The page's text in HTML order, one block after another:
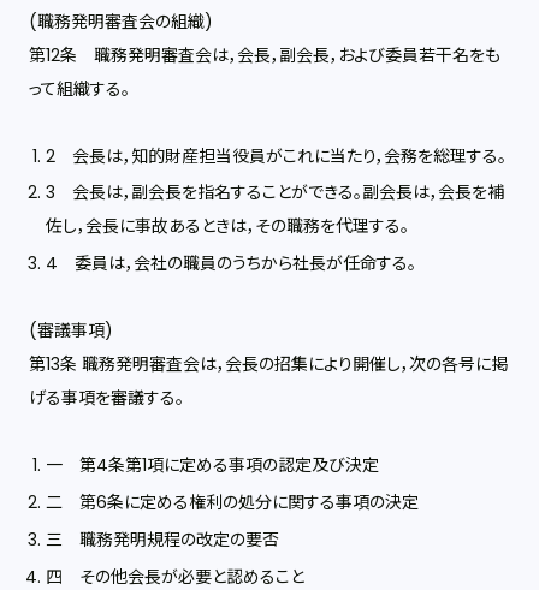
(職務発明審査会の組織)
第12条 職務発明審査会は，会長，副会長，および委員若干名をも
って組織する。
2 会長は，知的財産担当役員がこれに当たり，会務を総理する。
3 会長は，副会長を指名することができる。副会長は，会長を補
佐し，会長に事故あるときは，その職務を代理する。
4 委員は，会社の職員のうちから社長が任命する。
(審議事項)
第13条 職務発明審査会は，会長の招集により開催し，次の各号に掲
げる事項を審議する。
一 第4条第1項に定める事項の認定及び決定
二 第6条に定める権利の処分に関する事項の決定
三 職務発明規程の改定の要否
四 その他会長が必要と認めること